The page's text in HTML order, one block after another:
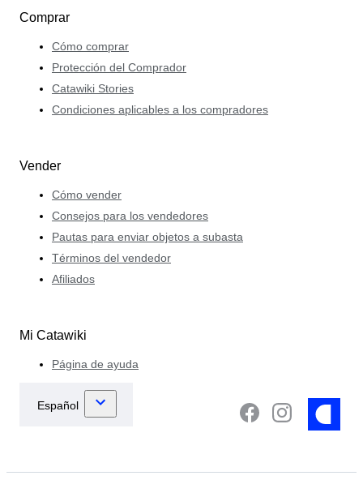
Comprar
Cómo comprar
Protección del Comprador
Catawiki Stories
Condiciones aplicables a los compradores
Vender
Cómo vender
Consejos para los vendedores
Pautas para enviar objetos a subasta
Términos del vendedor
Afiliados
Mi Catawiki
Página de ayuda